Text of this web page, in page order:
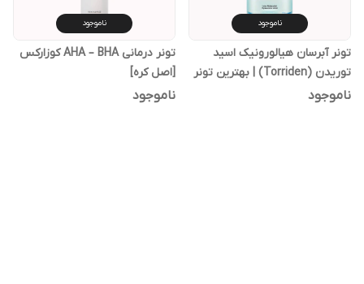
ناموجود
تونر آبرسان هیالورونیک اسید
توریدن (Torriden) | بهترین تونر
کره‌ای برای پوست خشک
ناموجود
ناموجود
تونر درمانی AHA – BHA کوزارکس
[اصل کره]
ناموجود